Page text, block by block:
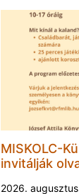
MISKOLC-
invitálják
2026.